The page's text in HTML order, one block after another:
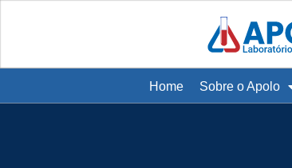
Home Sobre o Apolo